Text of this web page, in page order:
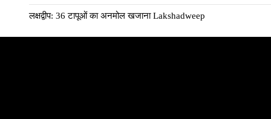
लक्षद्वीप: 36 टापूओं का अनमोल खजाना Lakshadweep